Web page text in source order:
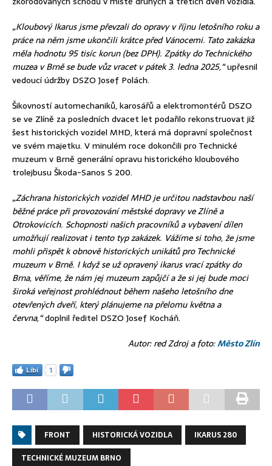
„Kloubový Ikarus jsme převzali do opravy v říjnu letošního roku a
práce na něm jsme ukončili krátce před Vánocemi. Tato zakázka
měla hodnotu 95 tisíc korun (bez DPH). Zpátky do Technického
muzea v Brně se bude vůz vracet v pátek 3. ledna 2025,“upřesnil
vedoucí údržby DSZO Josef Polách.
Šikovností automechaniků, karosářů a elektromontérů DSZO
se ve Zlíně za posledních dvacet let podařilo rekonstruovat již
šest historických vozidel MHD, která má dopravní společnost
ve svém majetku. V minulém roce dokončili pro Technické
muzeum v Brně generální opravu historického kloubového
trolejbusu Škoda-Sanos S 200.
„Záchrana historických vozidel MHD je určitou nadstavbou naší
běžné práce při provozování městské dopravy ve Zlíně a
Otrokovicích. Schopnosti našich pracovníků a vybavení dílen
umožňují realizovat i tento typ zakázek. Vážíme si toho, že jsme
mohli přispět k obnově historických unikátů pro Technické
muzeum v Brně. I když se už opravený ikarus vrací zpátky do
Brna, věříme, že nám jej muzeum zapůjčí a že si jej bude moci
široká veřejnost prohlédnout během našeho letošního dne
otevřených dveří, který plánujeme na přelomu května a
června,“doplnil ředitel DSZO Josef Kocháň.
Autor: red Zdroj a foto:Město Zlín
Líbí 1
FRONT HISTORICKÁ VOZIDLA
IKARUS 280
TECHNICKÉ MUZEUM BRNO